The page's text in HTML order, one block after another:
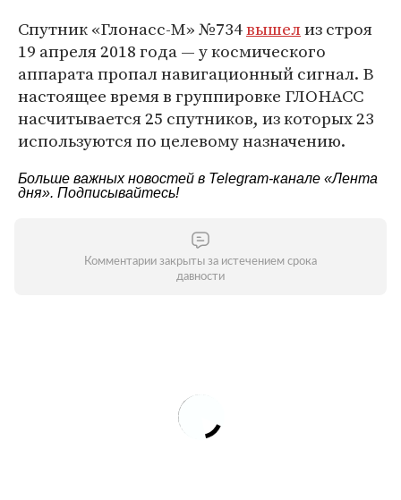
Спутник «Глонасс-М» №734вышелиз строя
19 апреля 2018 года — у космического
аппарата пропал навигационный сигнал. В
настоящее время в группировке ГЛОНАСС
насчитывается 25 спутников, из которых 23
используются по целевому назначению.
Больше важных новостей в Telegram-канале «Лента
дня». Подписывайтесь!
Комментарии закрыты за истечением срока
давности